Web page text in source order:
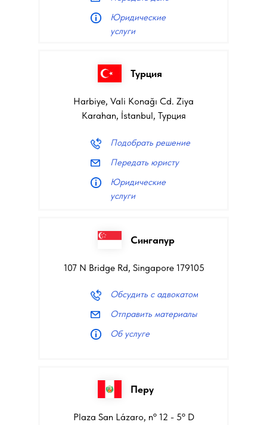
Harbiye, Vali Konağı Cd. Ziya
Karahan, İstanbul, Турция
Турция
107 N Bridge Rd, Singapore 179105
Plaza San Lázaro, nº 12 - 5º D
Сингапур
Перу
Юридические
услуги
Подобрать решение
Передать юристу
Юридические
услуги
Обсудить с адвокатом
Отправить материалы
Об услуге